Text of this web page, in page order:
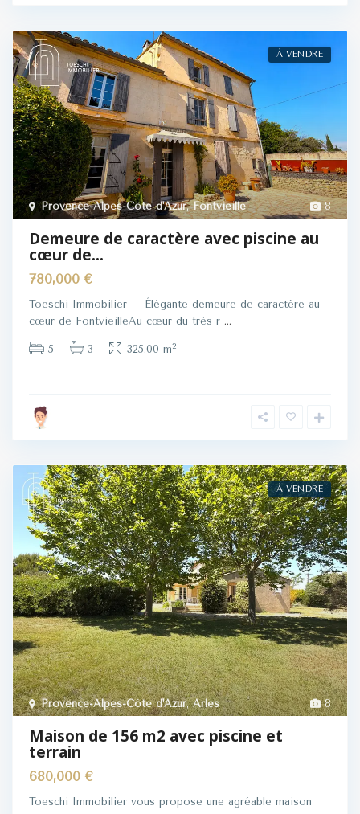
8
Provence-Alpes-Côte d'Azur,Fontvieille
À VENDRE
Demeure de caractère avec piscine au
cœur de...
780,000 €
Toeschi Immobilier – Élégante demeure de caractère au
cœur de FontvieilleAu cœur du très r ...
5 3 325.00 m2
8
Provence-Alpes-Côte d'Azur,Arles
À VENDRE
Maison de 156 m2 avec piscine et
terrain
680,000 €
Toeschi Immobilier vous propose une agréable maison